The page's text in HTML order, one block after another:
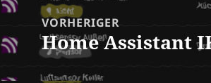
VORHERIGER
Vorheriger
Beitrag:
Home Assistant